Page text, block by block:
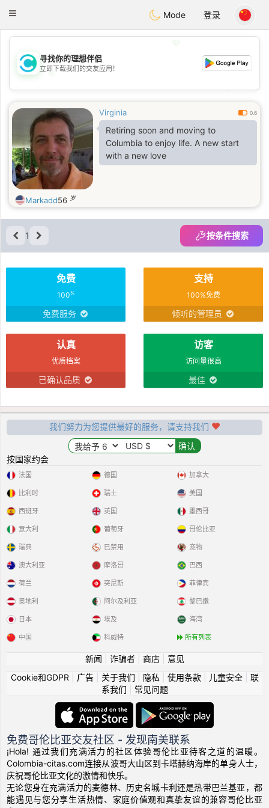
Citas
Toggle
Mode 登录
💖
💕
寻找你的理想伴侣
立即下载我们的交友应用！
Virginia 0.6
Retiring soon and moving to
Columbia to enjoy life. A new start
with a new love
Markadd56 岁
1 按条件搜索
免费
100%
免费服务
支持
100%免费
倾听的管理员
认真
优质档案
已确认品质
访客
访问量很高
最佳
我们努力为您提供最好的服务，请支持我们
按国家约会
法国
比利时
西班牙
意大利
瑞典
德国
瑞士
英国
葡萄牙
已禁用
加拿大
美国
墨西哥
哥伦比亚
宠物
澳大利亚
荷兰
奥地利
日本
中国
摩洛哥
突尼斯
阿尔及利亚
埃及
科威特
巴西
菲律宾
黎巴嫩
海湾
所有列表
新闻 诈骗者| 商店| 意见
Cookie和GDPR
广告| 关于我们 隐私 使用条款| 儿童安全| 联
系我们
常见问题
免费哥伦比亚交友社区 - 发现南美联系
¡Hola! 通过我们充满活力的社区体验哥伦比亚待客之道的温暖。
Colombia-citas.com连接从波哥大山区到卡塔赫纳海岸的单身人士，
庆祝哥伦比亚文化的激情和快乐。
无论您身在充满活力的麦德林、历史名城卡利还是热带巴兰基亚，都
能遇见与您分享生活热情、家庭价值观和真挚友谊的兼容哥伦比亚